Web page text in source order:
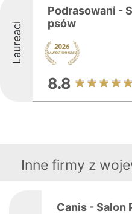
Laureaci
Podrasowani -
psów
8.8
Inne firmy z
Canis - Salon